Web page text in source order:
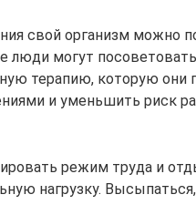
свой организм можно
люди могут
терапию, которую они
и уменьшить риск
режим труда и
нагрузку.